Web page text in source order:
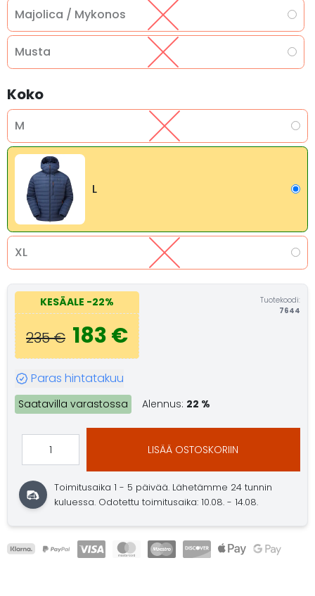
Majolica / Mykonos
Musta
Koko
M
L
XL
KESÄALE -22%
235 € 183 €
Tuotekoodi:
7644
Paras hintatakuu
Saatavilla varastossa Alennus: 22 %
LISÄÄ OSTOSKORIIN
Toimitusaika 1 - 5 päivää. Lähetämme 24 tunnin
kuluessa. Odotettu toimitusaika: 10.08. - 14.08.